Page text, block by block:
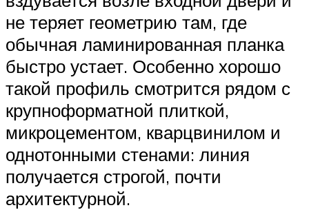
не теряет геометрию там, где
обычная ламинированная планка
быстро устает. Особенно хорошо
такой профиль смотрится рядом с
крупноформатной плиткой,
микроцементом, кварцвинилом и
однотонными стенами: линия
получается строгой, почти
архитектурной.